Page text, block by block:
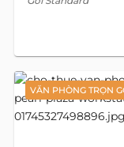
VĂN PHÒNG TRỌN